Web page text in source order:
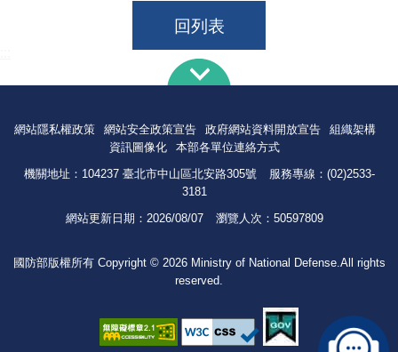
回列表
網站隱私權政策 網站安全政策宣告 政府網站資料開放宣告
組織架構
資訊圖像化
本部各單位連絡方式
機關地址：104237 臺北市中山區北安路305號
服務專線：(02)2533-
3181
網站更新日期： 2026/08/07 瀏覽人次： 50597809
國防部版權所有 Copyright © 2026 Ministry of National Defense.All rights
reserved.